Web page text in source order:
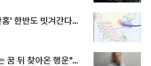
홈' 한반도 빗겨간다…
꿈 뒤 찾아온 행운"…